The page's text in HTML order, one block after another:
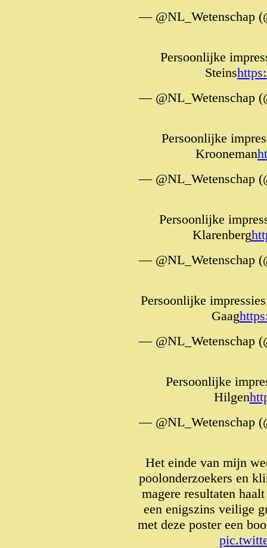
— @NL_Wetenschap
Persoonlijke
Steins
— @NL_Wetenschap
Persoonlijke
Krooneman
— @NL_Wetenschap
Persoonlijke
Klarenberg
— @NL_Wetenschap
Persoonlijke
Gaag
— @NL_Wetenschap
Persoonlijke
Hilgen
— @NL_Wetenschap
Het einde van mijn
poolonderzoekers en
magere resultaten
een enigszins veilige
met deze poster een